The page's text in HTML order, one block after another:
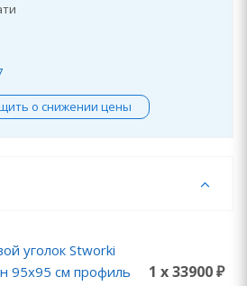
о снижении цены
уголок Stworki
95x95 см профиль
1 x 33900 ₽